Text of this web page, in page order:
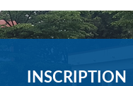
INSCRIPTION